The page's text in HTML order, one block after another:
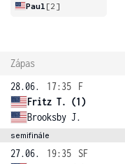
Paul [2]
Zápas
28.06.
17:35
F
Fritz T. (1)
Brooksby J.
semifinále
27.06. 19:35
SF